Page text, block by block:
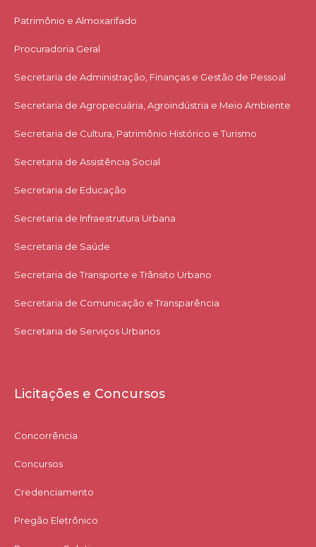
Patrimônio e Almoxarifado
Procuradoria Geral
Secretaria de Administração, Finanças e Gestão de Pessoal
Secretaria de Agropecuária, Agroindústria e Meio Ambiente
Secretaria de Cultura, Patrimônio Histórico e Turismo
Secretaria de Assistência Social
Secretaria de Educação
Secretaria de Infraestrutura Urbana
Secretaria de Saúde
Secretaria de Transporte e Trânsito Urbano
Secretaria de Comunicação e Transparência
Secretaria de Serviços Urbanos
Licitações e Concursos
Concorrência
Concursos
Credenciamento
Pregão Eletrônico